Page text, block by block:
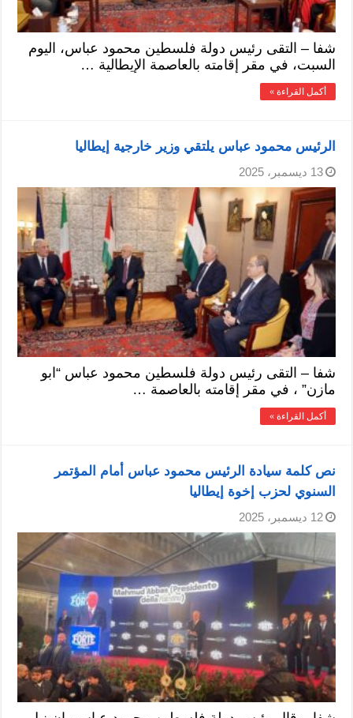
شفا – التقى رئيس دولة فلسطين محمود عباس، اليوم
السبت، في مقر إقامته بالعاصمة الإيطالية …
أكمل القراءة »
الرئيس محمود عباس يلتقي وزير خارجية إيطاليا
13 ديسمبر، 2025
شفا – التقى رئيس دولة فلسطين محمود عباس “ابو
مازن” ، في مقر إقامته بالعاصمة …
أكمل القراءة »
نص كلمة سيادة الرئيس محمود عباس أمام المؤتمر
السنوي لحزب إخوة إيطاليا
12 ديسمبر، 2025